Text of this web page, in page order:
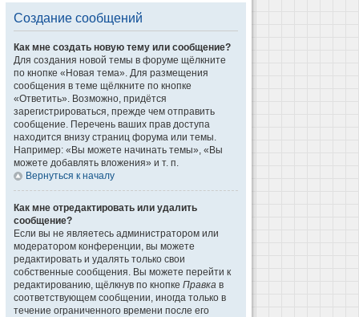
Создание сообщений
Как мне создать новую тему или сообщение?
Для создания новой темы в форуме щёлкните
по кнопке «Новая тема». Для размещения
сообщения в теме щёлкните по кнопке
«Ответить». Возможно, придётся
зарегистрироваться, прежде чем отправить
сообщение. Перечень ваших прав доступа
находится внизу страниц форума или темы.
Например: «Вы можете начинать темы», «Вы
можете добавлять вложения» и т. п.
Вернуться к началу
Как мне отредактировать или удалить
сообщение?
Если вы не являетесь администратором или
модератором конференции, вы можете
редактировать и удалять только свои
собственные сообщения. Вы можете перейти к
редактированию, щёлкнув по кнопке Правка в
соответствующем сообщении, иногда только в
течение ограниченного времени после его